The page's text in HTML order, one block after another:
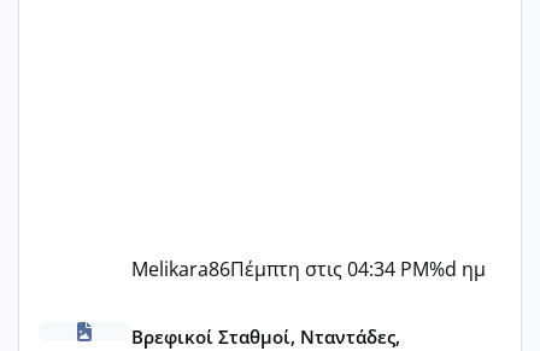
Melikara86Πέμπτη στις 04:34 PM%d ημ
ΠΑΙΔΙΚΟΙ ΣΤΑΘΜΟΙ ΜΕ ΕΣΠΑ
Βρεφικοί Σταθμοί, Νταντάδες,